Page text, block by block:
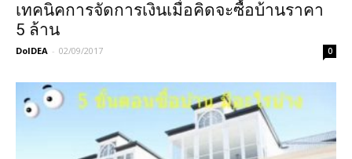
เทคนิคการจัดการเงินเมื่อคิดจะซื้อบ้านราคา
5 ล้าน
DoIDEA - 02/09/2017 0